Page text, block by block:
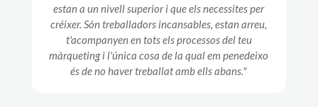
estan a un nivell superior i que els necessites per
créixer. Són treballadors incansables, estan arreu,
t'acompanyen en tots els processos del teu
màrqueting i l'única cosa de la qual em penedeixo
és de no haver treballat amb ells abans."